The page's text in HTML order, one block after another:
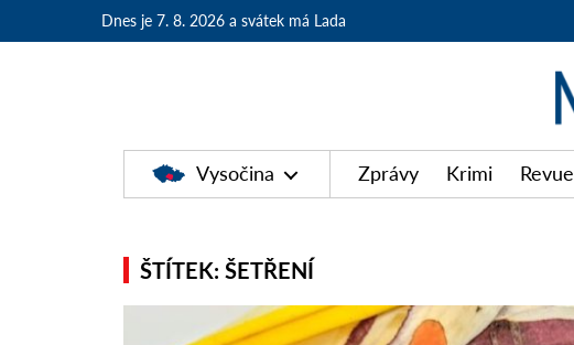
Dnes je 7. 8. 2026 a svátek má Lada
Vysočina Zprávy Krimi Revue
ŠTÍTEK: ŠETŘENÍ